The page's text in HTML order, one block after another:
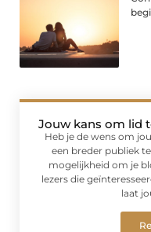
Jouw kans om lid
Heb je de wens om
een breder publiek
mogelijkheid om je
lezers die
laat